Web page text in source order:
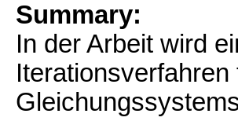
Summary:
In der Arbeit wird